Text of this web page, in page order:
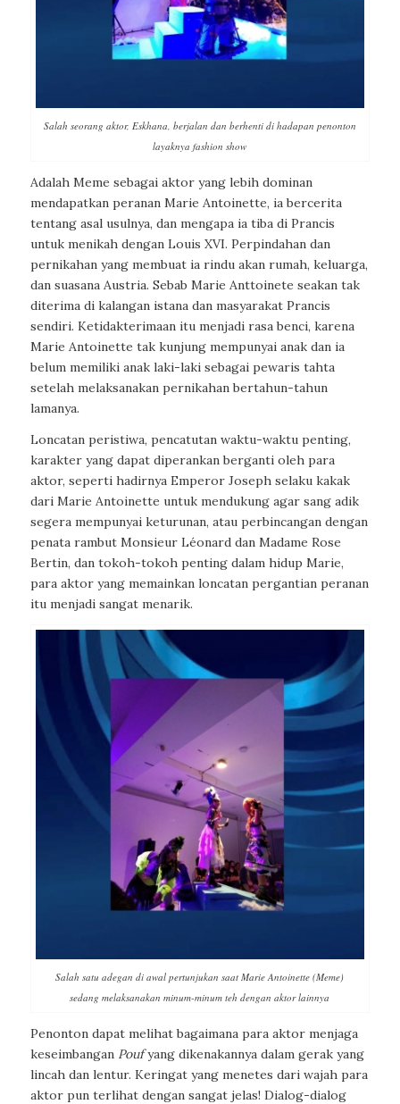
Salah seorang aktor, Eskhana, berjalan dan berhenti di hadapan penonton
layaknya fashion show
Adalah Meme sebagai aktor yang lebih dominan
mendapatkan peranan Marie Antoinette, ia bercerita
tentang asal usulnya, dan mengapa ia tiba di Prancis
untuk menikah dengan Louis XVI. Perpindahan dan
pernikahan yang membuat ia rindu akan rumah, keluarga,
dan suasana Austria. Sebab Marie Anttoinete seakan tak
diterima di kalangan istana dan masyarakat Prancis
sendiri. Ketidakterimaan itu menjadi rasa benci, karena
Marie Antoinette tak kunjung mempunyai anak dan ia
belum memiliki anak laki-laki sebagai pewaris tahta
setelah melaksanakan pernikahan bertahun-tahun
lamanya.
Loncatan peristiwa, pencatutan waktu-waktu penting,
karakter yang dapat diperankan berganti oleh para
aktor, seperti hadirnya Emperor Joseph selaku kakak
dari Marie Antoinette untuk mendukung agar sang adik
segera mempunyai keturunan, atau perbincangan dengan
penata rambut Monsieur Léonard dan Madame Rose
Bertin, dan tokoh-tokoh penting dalam hidup Marie,
para aktor yang memainkan loncatan pergantian peranan
itu menjadi sangat menarik.
Salah satu adegan di awal pertunjukan saat Marie Antoinette (Meme)
sedang melaksanakan minum-minum teh dengan aktor lainnya
Penonton dapat melihat bagaimana para aktor menjaga
keseimbangan Poufyang dikenakannya dalam gerak yang
lincah dan lentur. Keringat yang menetes dari wajah para
aktor pun terlihat dengan sangat jelas! Dialog-dialog